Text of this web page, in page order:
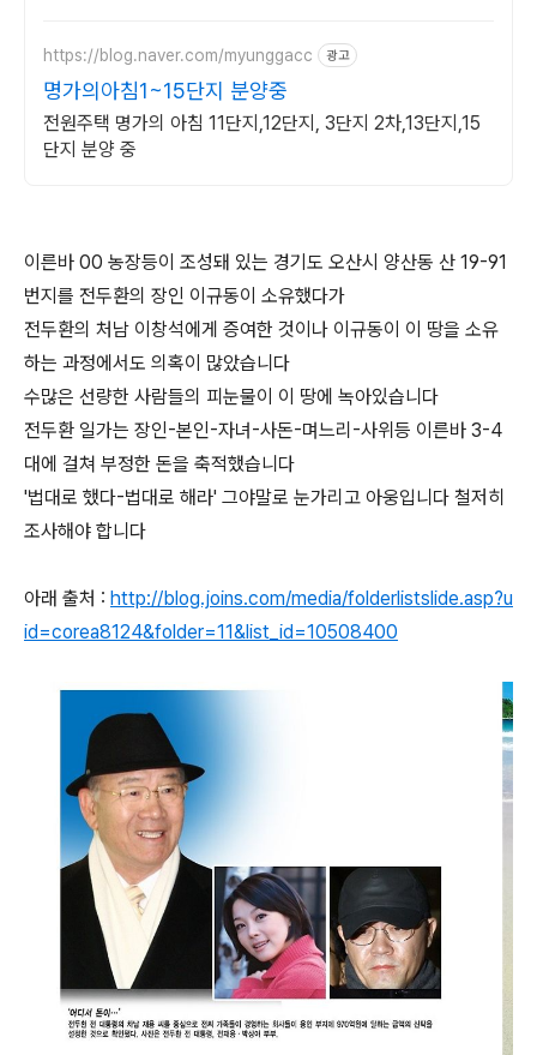
https://blog.naver.com/myunggacc 광고
명가의아침1~15단지 분양중
전원주택 명가의 아침 11단지,12단지, 3단지 2차,13단지,15
단지 분양 중
이른바 00 농장등이 조성돼 있는 경기도 오산시 양산동 산 19-91
번지를 전두환의 장인 이규동이 소유했다가
전두환의 처남 이창석에게 증여한 것이나 이규동이 이 땅을 소유
하는 과정에서도 의혹이 많았습니다
수많은 선량한 사람들의 피눈물이 이 땅에 녹아있습니다
전두환 일가는 장인-본인-자녀-사돈-며느리-사위등 이른바 3-4
대에 걸쳐 부정한 돈을 축적했습니다
'법대로 했다-법대로 해라' 그야말로 눈가리고 아웅입니다 철저히
조사해야 합니다
아래 출처 : http://blog.joins.com/media/folderlistslide.asp?u
id=corea8124&folder=11&list_id=10508400